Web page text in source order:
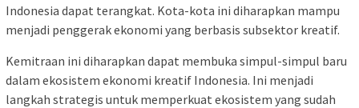
Indonesia dapat terangkat. Kota-kota ini diharapkan mampu
menjadi penggerak ekonomi yang berbasis subsektor kreatif.
Kemitraan ini diharapkan dapat membuka simpul-simpul baru
dalam ekosistem ekonomi kreatif Indonesia. Ini menjadi
langkah strategis untuk memperkuat ekosistem yang sudah